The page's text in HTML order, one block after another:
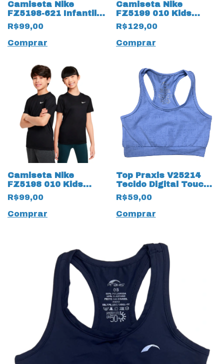
Camiseta Nike
FZ5198-621 Infantil
Kids Training 19995
Rosa
R$99,00
Comprar
Camiseta Nike
FZ5199 010 Kids
Infantil Training
19978 Dry
R$129,00
Comprar
Camiseta Nike
FZ5198 010 Kids
Infantil 19979
Training
R$99,00
Comprar
Top Praxis V25214
Tecido Digital Touch
17622 Infantil
R$59,00
Comprar